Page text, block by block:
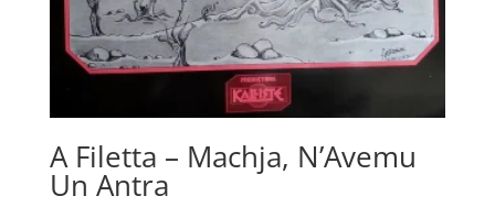
A Filetta – Machja, N’Avemu
Un Antra